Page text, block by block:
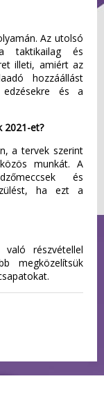
Az utolsó
taktikailag és
illeti, amiért az
hozzáállást
és a
2021-et?
a tervek szerint
munkát. A
és
ha ezt a
részvétellel
megközelítsük